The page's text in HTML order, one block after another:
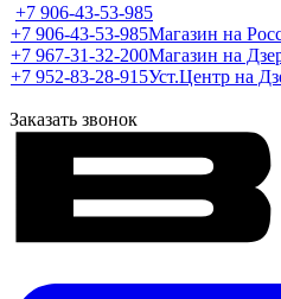
+7 906-43-53-985
+7 906-43-53-985Магазин на
+7 967-31-32-200Магазин на
+7 952-83-28-915Уст.Центр на
Заказать звонок